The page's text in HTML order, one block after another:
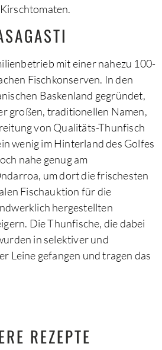
mit einer nahezu 100-
Fischkonserven. In den
Baskenland gegründet,
großen, traditionellen Namen,
von Qualitäts-Thunfisch
wenig im Hinterland des Golfes
nahe genug am
um dort die frischesten
Fischauktion für die
hergestellten
Die Thunfische, die dabei
in selektiver und
Leine gefangen und tragen das
REZEPTE